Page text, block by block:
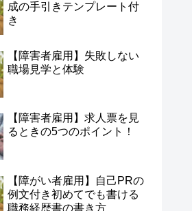
成の手引きテンプレート付
き
【障害者雇用】失敗しない
職場見学と体験
【障害者雇用】求人票を見
るときの5つのポイント！
【障がい者雇用】自己PRの
例文付き初めてでも書ける
職務経歴書の書き方